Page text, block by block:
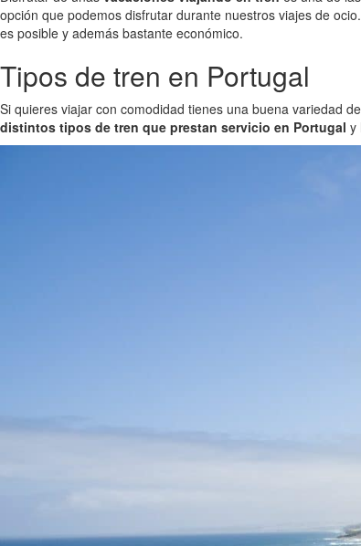
opción que podemos disfrutar durante nuestros viajes de ocio.
es posible y además bastante económico.
Tipos de tren en Portugal
Si quieres viajar con comodidad tienes una buena variedad
distintos tipos de tren que prestan servicio en Portugal y